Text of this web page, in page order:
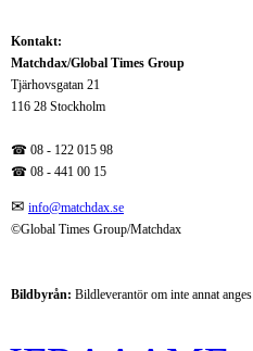
Kontakt:
Matchdax/Global Times Group
Tjärhovsgatan 21
116 28 Stockholm
☎ 08 - 122 015 98
☎ 08 - 441 00 15
✉ info@matchdax.se
©Global Times Group/Matchdax
Bildbyrån: Bildleverantör om inte annat anges